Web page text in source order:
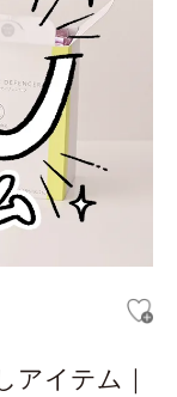
アイテム｜